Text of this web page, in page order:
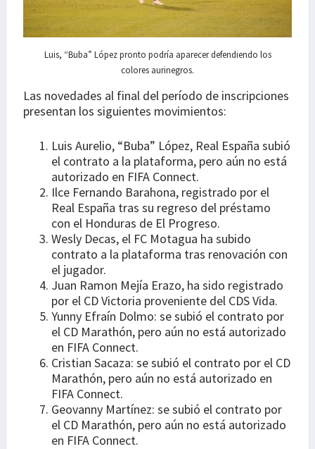
Luis, “Buba” López pronto podría aparecer defendiendo los
colores aurinegros.
Las novedades al final del período de inscripciones
presentan los siguientes movimientos:
Luis Aurelio, “Buba” López, Real España subió
el contrato a la plataforma, pero aún no está
autorizado en FIFA Connect.
Ilce Fernando Barahona, registrado por el
Real España tras su regreso del préstamo
con el Honduras de El Progreso.
Wesly Decas, el FC Motagua ha subido
contrato a la plataforma tras renovación con
el jugador.
Juan Ramon Mejía Erazo, ha sido registrado
por el CD Victoria proveniente del CDS Vida.
Yunny Efraín Dolmo: se subió el contrato por
el CD Marathón, pero aún no está autorizado
en FIFA Connect.
Cristian Sacaza: se subió el contrato por el CD
Marathón, pero aún no está autorizado en
FIFA Connect.
Geovanny Martínez: se subió el contrato por
el CD Marathón, pero aún no está autorizado
en FIFA Connect.